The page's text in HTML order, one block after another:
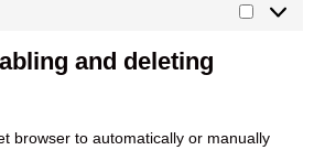
and deleting
browser to automatically or manually